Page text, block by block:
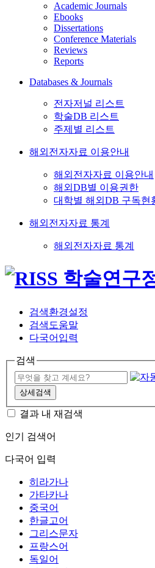
Academic Journals
Ebooks
Dissertations
Conference Materials
Reviews
Reports
Databases & Journals
전자저널 리스트
학술DB 리스트
주제별 리스트
해외전자자료 이용안내
해외전자자료 이용안내
해외DB별 이용권한
대학별 해외DB 구독현
해외전자자료 통계
해외전자자료 통계
검색환경설정
검색도움말
다국어입력
검색
상세검색
결과 내 재검색
인기 검색어
다국어 입력
히라가나
가타카나
중국어
한글고어
그리스문자
프랑스어
독일어